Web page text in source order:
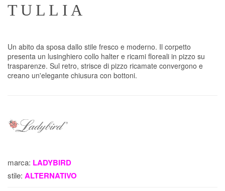
TULLIA
Un abito da sposa dallo stile fresco e moderno. Il corpetto
presenta un lusinghiero collo halter e ricami floreali in pizzo su
trasparenze. Sul retro, strisce di pizzo ricamate convergono e
creano un'elegante chiusura con bottoni.
marca: LADYBIRD
stile: ALTERNATIVO